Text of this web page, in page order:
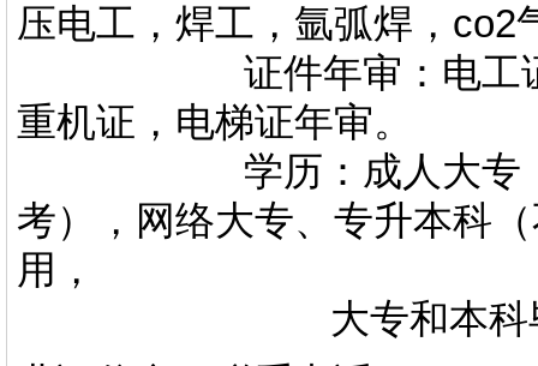
压电工，焊工，氩弧焊，co2
证件年审：电工证，
重机证，电梯证年审。
学历：成人大专，专
考），网络大专、专升本科
用，
大专和本科毕业证